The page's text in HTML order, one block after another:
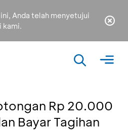
Anda telah menyetujui
kami.
Rp 20.000
Bayar Tagihan